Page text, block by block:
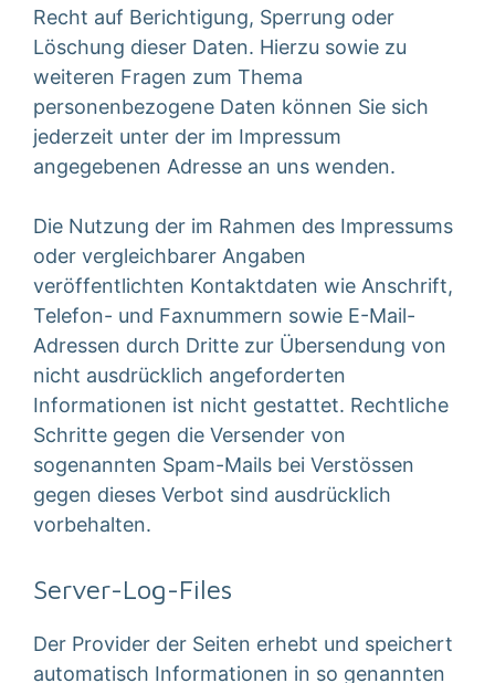
Recht auf Berichtigung, Sperrung oder
Löschung dieser Daten. Hierzu sowie zu
weiteren Fragen zum Thema
personenbezogene Daten können Sie sich
jederzeit unter der im Impressum
angegebenen Adresse an uns wenden.
Die Nutzung der im Rahmen des Impressums
oder vergleichbarer Angaben
veröffentlichten Kontaktdaten wie Anschrift,
Telefon- und Faxnummern sowie E-Mail-
Adressen durch Dritte zur Übersendung von
nicht ausdrücklich angeforderten
Informationen ist nicht gestattet. Rechtliche
Schritte gegen die Versender von
sogenannten Spam-Mails bei Verstössen
gegen dieses Verbot sind ausdrücklich
vorbehalten.
Server-Log-Files
Der Provider der Seiten erhebt und speichert
automatisch Informationen in so genannten